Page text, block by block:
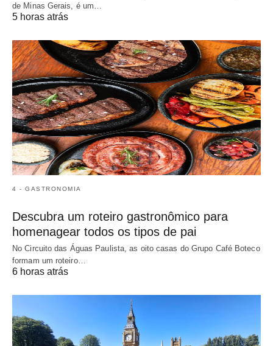
de Minas Gerais, é um…
5 horas atrás
4 - GASTRONOMIA
Descubra um roteiro gastronômico para
homenagear todos os tipos de pai
No Circuito das Águas Paulista, as oito casas do Grupo Café Boteco
formam um roteiro…
6 horas atrás